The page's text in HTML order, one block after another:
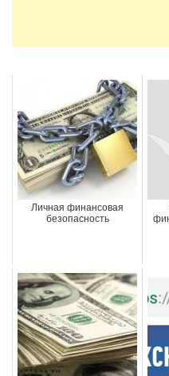
Личная финансовая
безопасность